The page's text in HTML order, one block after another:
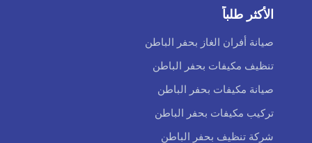
الأكثر طلباً
صيانة أفران الغاز بحفر الباطن
تنظيف مكيفات بحفر الباطن
صيانة مكيفات بحفر الباطن
تركيب مكيفات بحفر الباطن
شركة تنظيف بحفر الباطن